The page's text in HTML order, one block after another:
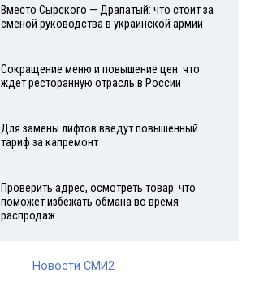
Вместо Сырского — Драпатый: что стоит за
сменой руководства в украинской армии
Сокращение меню и повышение цен: что
ждет ресторанную отрасль в России
Для замены лифтов введут повышенный
тариф за капремонт
Проверить адрес, осмотреть товар: что
поможет избежать обмана во время
распродаж
Новости СМИ2